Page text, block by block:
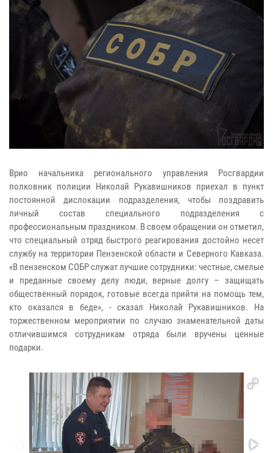
Врио начальника регионального управления Росгвардии
полковник полиции Николай Рукавишников приехал в пункт
постоянной дислокации подразделения, чтобы поздравить
личный состав специального подразделения с
профессиональным праздником. В своем обращении он отметил,
что специальный отряд быстрого реагирования достойно несет
службу на территории Пензенской области и Северного Кавказа.
«В пензенском СОБР служат лучшие сотрудники: честные, смелые
и преданные своему делу люди, верные долгу – защищать
общественный порядок, готовые всегда прийти на помощь тем,
кто оказался в беде», - сказал Николай Рукавишников. На
торжественном мероприятии по случаю знаменательной даты
отличившимся сотрудникам отряда были вручены ценные
подарки.